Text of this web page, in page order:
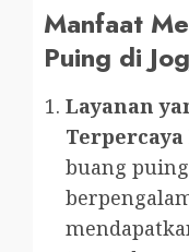
Manfaat
Puing di
Layanan
Terpercaya
buang